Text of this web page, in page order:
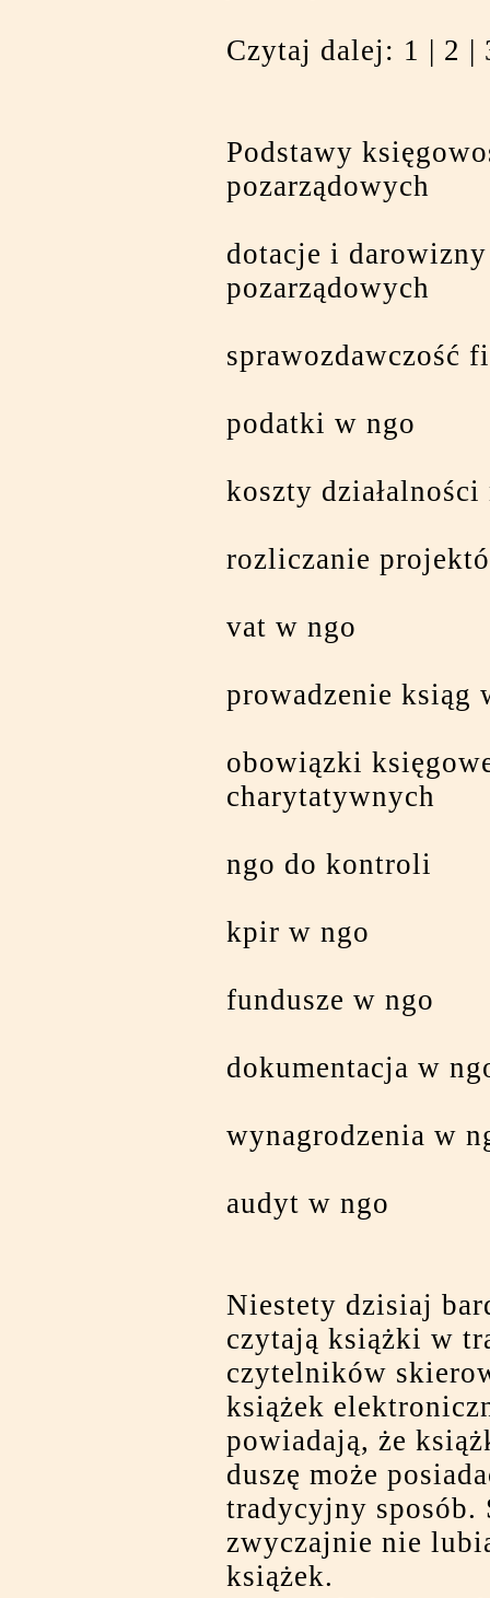
Czytaj dalej: 1 | 2 |
Podstawy
pozarządowych
dotacje i
pozarządowych
sprawozdawczość
podatki w ngo
koszty działalności
rozliczanie
vat w ngo
prowadzenie ksiąg
obowiązki
charytatywnych
ngo do kontroli
kpir w ngo
fundusze w ngo
dokumentacja w
wynagrodzenia w
audyt w ngo
Niestety dzisiaj
czytają książki w
czytelników
książek
powiadają, że
duszę może
tradycyjny sposób.
zwyczajnie nie
książek.